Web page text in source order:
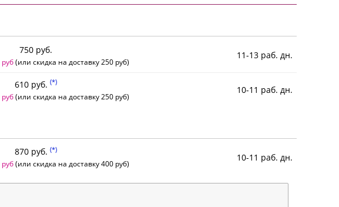
750 руб.
руб(или скидка на доставку 250 руб)
11-13 раб. дн.
610 руб. (*)
(или скидка на доставку 250 руб)
10-11 раб. дн.
870 руб. (*)
(или скидка на доставку 400 руб)
10-11 раб. дн.